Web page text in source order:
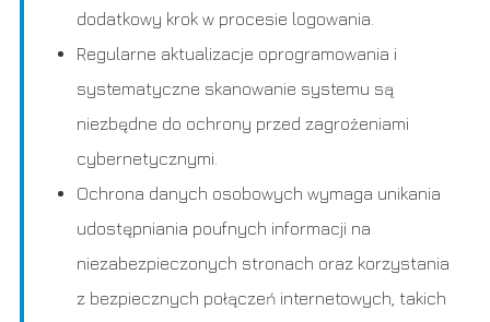
dodatkowy krok w procesie logowania.
Regularne aktualizacje oprogramowania i
systematyczne skanowanie systemu są
niezbędne do ochrony przed zagrożeniami
cybernetycznymi.
Ochrona danych osobowych wymaga unikania
udostępniania poufnych informacji na
niezabezpieczonych stronach oraz korzystania
z bezpiecznych połączeń internetowych, takich